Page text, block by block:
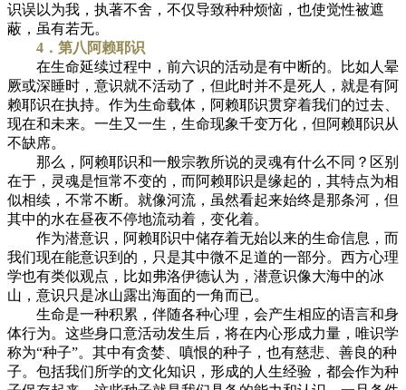
识误以为我，执著不舍，不仅导致种种烦恼，也使觉性被遮
蔽，虽有若无。
4．第八阿赖耶识
在生命延续过程中，前六识的活动是有中断的。比如人晕
厥或深睡时，意识就不活动了，但此时并不是死人，就是有阿
赖耶识在执持。作为生命载体，阿赖耶识贯穿着我们的过去、
现在和未来。一生又一生，生命现象千变万化，但阿赖耶识从
不缺席。
那么，阿赖耶识和一般宗教所说的灵魂有什么不同？区别
在于，灵魂是恒常不变的，而阿赖耶识是缘起的，其特点为相
似相续，不常不断。就像河流，虽然看起来始终是那条河，但
其中的水在昼夜不停地流动着，变化着。
作为潜意识，阿赖耶识中储存着无始以来的生命信息，而
我们现在能意识到的，只是其中微不足道的一部分。西方心理
学也有类似观点，比如弗洛伊德认为，潜意识像大海中的冰
山，意识只是冰山露出海面的一角而已。
生命是一种积累，伴随各种心理，会产生相应的语言和身
体行为。这些身口意活动发生后，将在内心形成力量，唯识学
称为“种子”。其中有贪婪、嗔恨的种子，也有慈悲、善良的种
子。包括我们所学的文化知识，形成的人生经验，都会作为种